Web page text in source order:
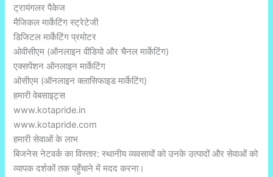
ट्रायंगलर पैकेज
मैजिकल मार्केटिंग स्ट्रेटेजी
डिजिटल मार्केटिंग प्रमोटर
ओवीसीएम (ऑनलाइन वीडियो और चैनल मार्केटिंग)
एक्सपेंशन ऑनलाइन मार्केटिंग
ओसीएम (ऑनलाइन क्लासिफाइड मार्केटिंग)
हमारी वेबसाइट्स
www.kotapride.in
www.kotapride.com
हमारी सेवाओं के लाभ
बिजनेस नेटवर्क का विस्तार: स्थानीय व्यवसायों को उनके उत्पादों और सेवाओं को
व्यापक दर्शकों तक पहुँचाने में मदद करना।